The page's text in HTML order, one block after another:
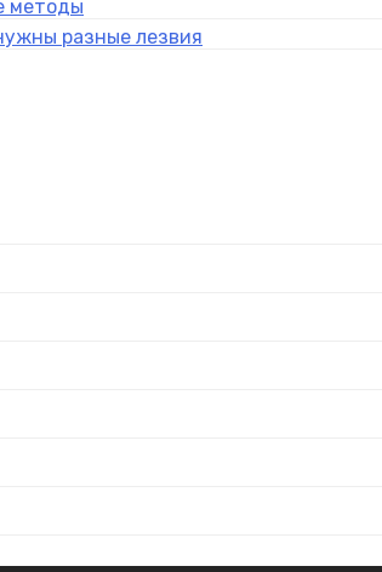
методы
разные лезвия